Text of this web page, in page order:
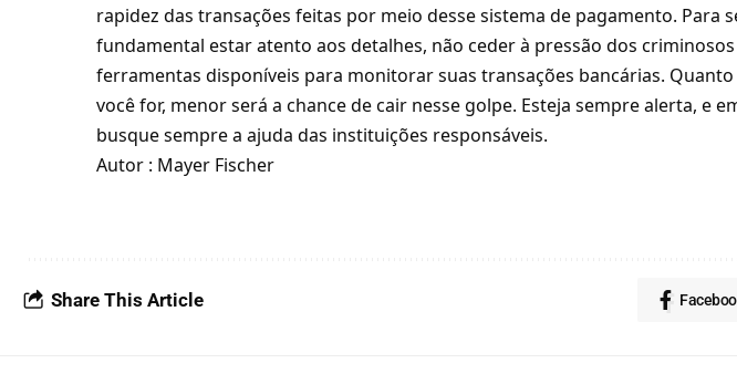
rapidez das transações feitas por meio desse sistema de pagamento. Para
fundamental estar atento aos detalhes, não ceder à pressão dos
ferramentas disponíveis para monitorar suas transações bancárias.
você for, menor será a chance de cair nesse golpe. Esteja sempre alerta, e
busque sempre a ajuda das instituições responsáveis.
Autor : Mayer Fischer
Share This Article